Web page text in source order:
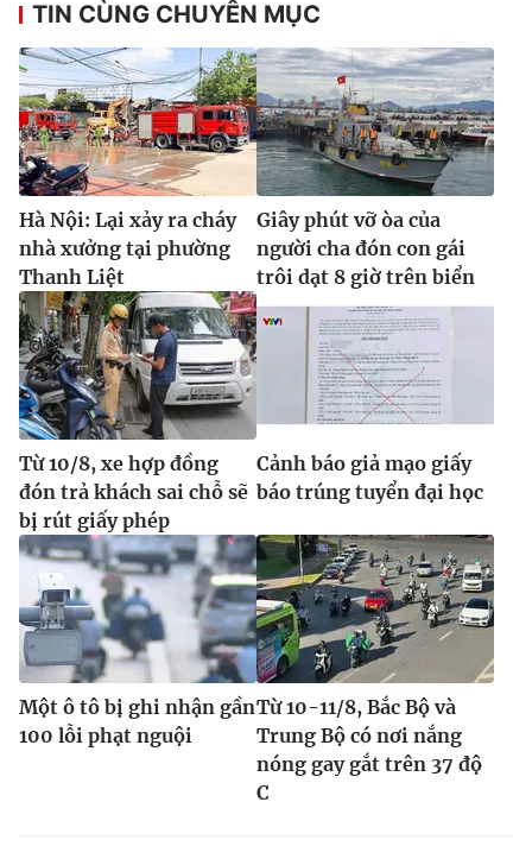
TIN CÙNG CHUYÊN MỤC
Hà Nội: Lại xảy ra cháy
nhà xưởng tại phường
Thanh Liệt
Giây phút vỡ òa của
người cha đón con gái
trôi dạt 8 giờ trên biển
Từ 10/8, xe hợp đồng
đón trả khách sai chỗ sẽ
bị rút giấy phép
Cảnh báo giả mạo giấy
báo trúng tuyển đại học
Một ô tô bị ghi nhận gần
100 lỗi phạt nguội
Từ 10-11/8, Bắc Bộ và
Trung Bộ có nơi nắng
nóng gay gắt trên 37 độ
C